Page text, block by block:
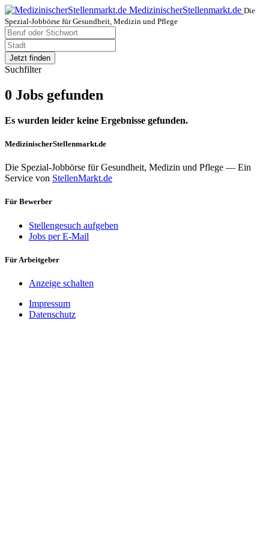
MedizinischerStellenmarkt.de Die
Spezial-Jobbörse für Gesundheit, Medizin und Pflege
Jetzt finden
Suchfilter
0 Jobs gefunden
Es wurden leider keine Ergebnisse gefunden.
MedizinischerStellenmarkt.de
Die Spezial-Jobbörse für Gesundheit, Medizin und Pflege — Ein
Service von StellenMarkt.de
Für Bewerber
Stellengesuch aufgeben
Jobs per E-Mail
Für Arbeitgeber
Anzeige schalten
Impressum
Datenschutz